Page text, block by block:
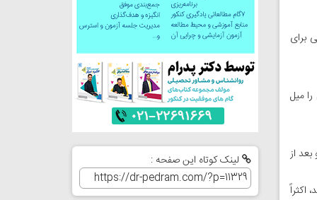
برای
میل
از
لینک کوتاه این صفحه :